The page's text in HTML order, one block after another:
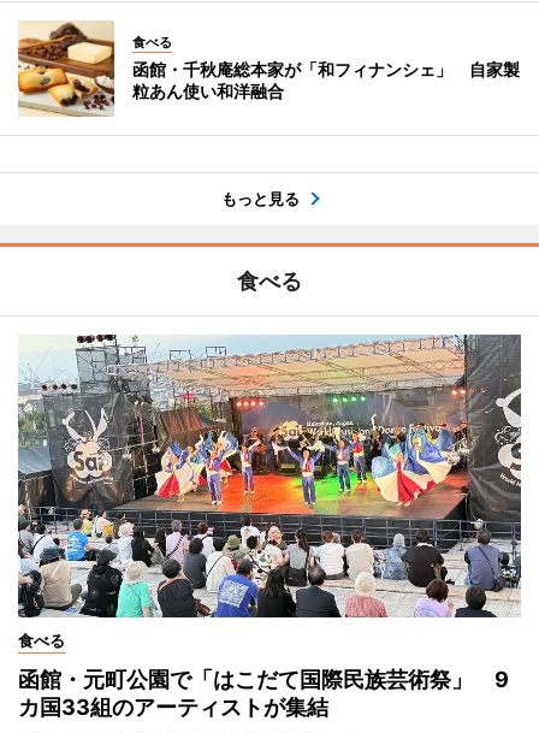
食べる
函館・千秋庵総本家が「和フィナンシェ」 自家製
粒あん使い和洋融合
もっと見る
食べる
食べる
函館・元町公園で「はこだて国際民族芸術祭」 9
カ国33組のアーティストが集結